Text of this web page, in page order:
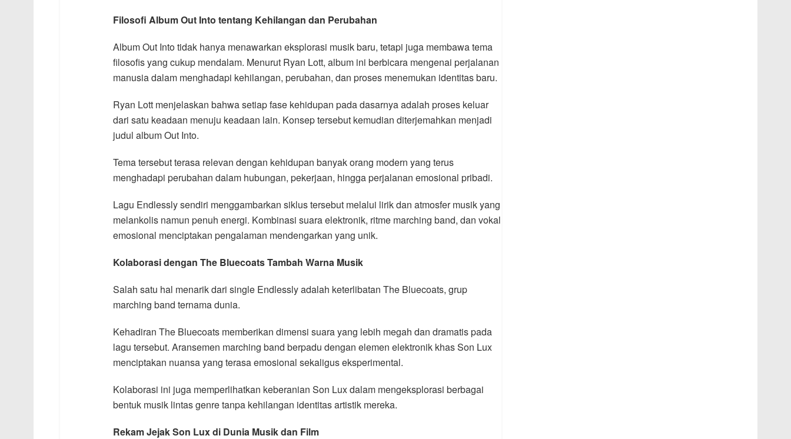
Filosofi Album Out Into tentang Kehilangan dan Perubahan
Album Out Into tidak hanya menawarkan eksplorasi musik baru, tetapi juga membawa tema
filosofis yang cukup mendalam. Menurut Ryan Lott, album ini berbicara mengenai perjalanan
manusia dalam menghadapi kehilangan, perubahan, dan proses menemukan identitas baru.
Ryan Lott menjelaskan bahwa setiap fase kehidupan pada dasarnya adalah proses keluar
dari satu keadaan menuju keadaan lain. Konsep tersebut kemudian diterjemahkan menjadi
judul album Out Into.
Tema tersebut terasa relevan dengan kehidupan banyak orang modern yang terus
menghadapi perubahan dalam hubungan, pekerjaan, hingga perjalanan emosional pribadi.
Lagu Endlessly sendiri menggambarkan siklus tersebut melalui lirik dan atmosfer musik yang
melankolis namun penuh energi. Kombinasi suara elektronik, ritme marching band, dan vokal
emosional menciptakan pengalaman mendengarkan yang unik.
Kolaborasi dengan The Bluecoats Tambah Warna Musik
Salah satu hal menarik dari single Endlessly adalah keterlibatan The Bluecoats, grup
marching band ternama dunia.
Kehadiran The Bluecoats memberikan dimensi suara yang lebih megah dan dramatis pada
lagu tersebut. Aransemen marching band berpadu dengan elemen elektronik khas Son Lux
menciptakan nuansa yang terasa emosional sekaligus eksperimental.
Kolaborasi ini juga memperlihatkan keberanian Son Lux dalam mengeksplorasi berbagai
bentuk musik lintas genre tanpa kehilangan identitas artistik mereka.
Rekam Jejak Son Lux di Dunia Musik dan Film